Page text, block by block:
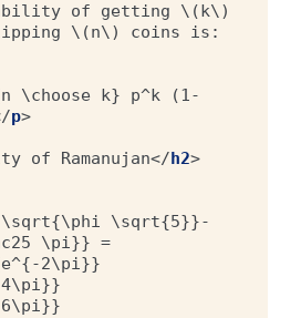
of getting \(k\)
\(n\) coins is:
\choose k} p^k (1-
p>
of Ramanujan</h2>
\pi}} =
4\pi}}
6\pi}}